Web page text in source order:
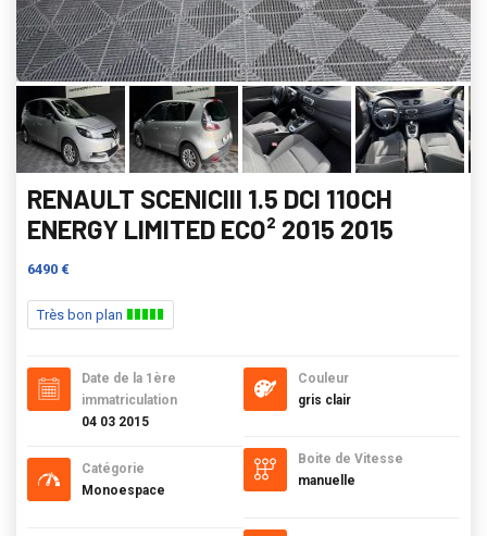
RENAULT SCENICIII 1.5 DCI 110CH
ENERGY LIMITED ECO² 2015 2015
6490 €
Très bon plan
Date de la 1ère
immatriculation
04 03 2015
Catégorie
Monoespace
Couleur
gris clair
Boite de Vitesse
manuelle